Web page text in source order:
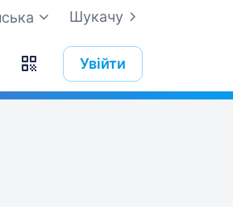
Шукачу
Увійти